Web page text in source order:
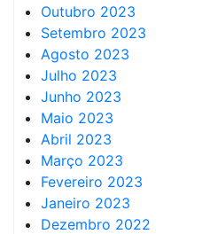
Outubro 2023
Setembro 2023
Agosto 2023
Julho 2023
Junho 2023
Maio 2023
Abril 2023
Março 2023
Fevereiro 2023
Janeiro 2023
Dezembro 2022